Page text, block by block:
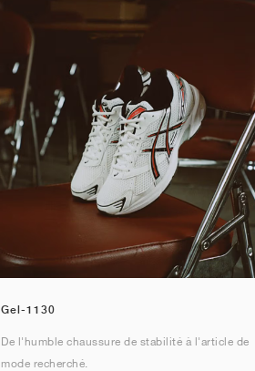
Gel-1130
De l'humble chaussure de stabilité à l'article de
mode recherché.